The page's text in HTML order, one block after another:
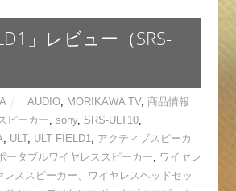
」レビュー（SRS-
AUDIO, MORIKAWA TV, 商品情報
ピーカー sony, SRS-ULT10,
ULT, ULT FIELD1
アクティブスピーカ
ータブルワイヤレススピーカー
ワイヤレ
レススピーカー、ワイヤレスヘッドセッ